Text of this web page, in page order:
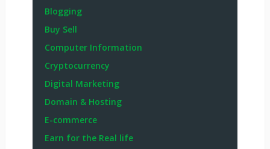
Blogging
Buy Sell
Computer Information
Cryptocurrency
Digital Marketing
Domain & Hosting
E-commerce
Earn for the Real life